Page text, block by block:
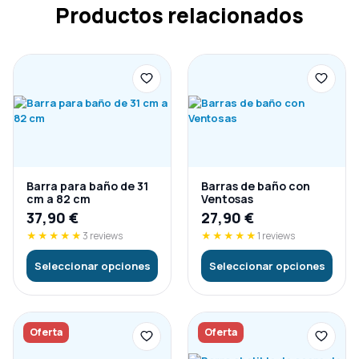
Productos relacionados
Barra para baño de 31
cm a 82 cm
37,90 €
★★★★★3 reviews
Seleccionar opciones
Barras de baño con
Ventosas
27,90 €
★★★★★1 reviews
Seleccionar opciones
Oferta Oferta